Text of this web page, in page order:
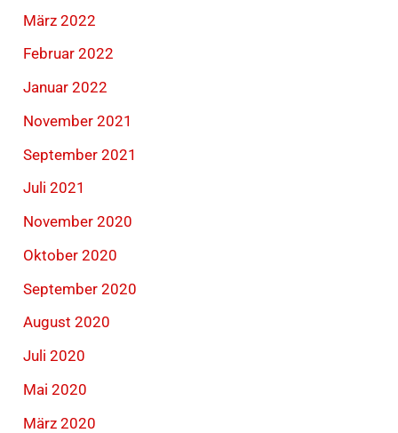
März 2022
Februar 2022
Januar 2022
November 2021
September 2021
Juli 2021
November 2020
Oktober 2020
September 2020
August 2020
Juli 2020
Mai 2020
März 2020